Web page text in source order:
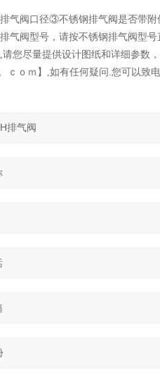
阀口径③不锈钢排气阀是否带附
气阀型号，请按不锈钢排气阀型号
您尽量提供设计图纸和详细参数
ｃｏｍ】,如有任何疑问.您可以致